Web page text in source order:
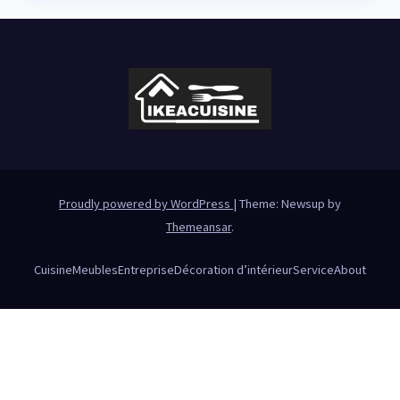
Proudly powered by WordPress | Theme: Newsup by
Themeansar.
CuisineMeublesEntrepriseDécoration d’intérieurServiceAbout